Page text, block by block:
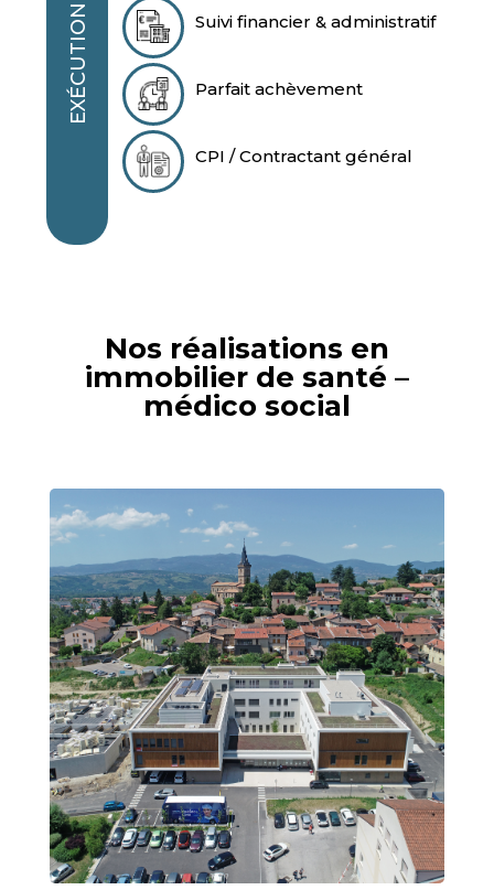
EXÉCUTION Suivi financier & administratif
Parfait achèvement
CPI / Contractant général
Nos réalisations en
immobilier de santé –
médico social